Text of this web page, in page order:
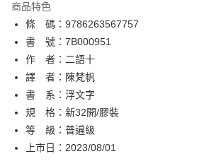
相關說明
【關於「AFTEE先享後付」】
AFTEE先享後付是「在收到商品之後才付款」的支付
便利好安心！
１．簡單：不需註冊會員、不需綁卡、不需儲值。
２．便利：只要手機號碼，簡訊認證，即可結帳。
３．安心：先確認商品／服務後，再付款。
【「AFTEE先享後付」結帳流程】
１．於結帳方式選擇「AFTEE先享後付」後，將跳轉
結帳頁面，進行簡訊認證並確認金額後，即可完成結
２．訂單成立數日內，您將收到繳費通知簡訊。
ATM付款
運送方式
全家取貨付款
每筆NT$80，滿NT$500(含以上)免運費
付款後全家取貨
商品特色
條 碼：9786263567757
書 號：7B000951
作 者：二語十
譯 者：陳梵帆
書 系：浮文字
規 格：新32開/膠裝
等 級：普遍級
上市日：2023/08/01